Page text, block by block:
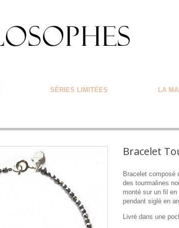
SÉRIES LIMITÉES LA
Bracelet
Bracelet composé
des tourmalines
monté sur un fil
pendant siglé en
Livré dans une